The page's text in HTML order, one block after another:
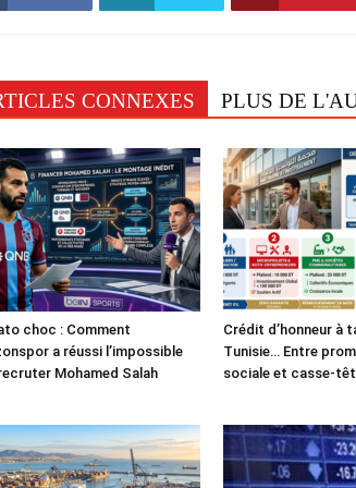
CONNEXES PLUS DE
choc : Comment
a réussi l’impossible
Mohamed Salah
Crédit d’honneur à
Tunisie… Entre
sociale et casse-